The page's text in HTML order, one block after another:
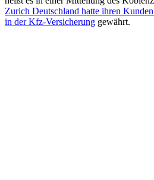
Zurich Deutschland hatte ihren
in der Kfz-Versicherung gewährt.